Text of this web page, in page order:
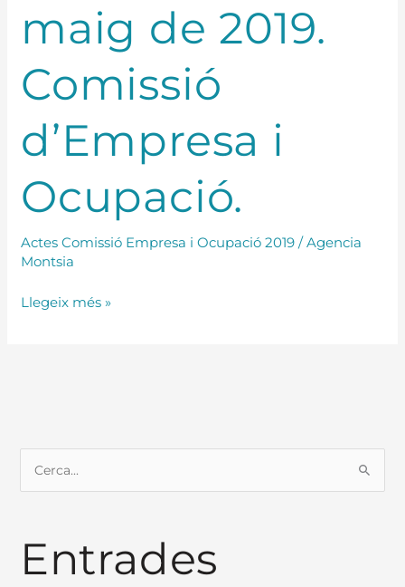
maig de 2019.
Comissió
d’Empresa i
Ocupació.
Actes Comissió Empresa i Ocupació 2019 /Agencia
Montsia
de
maig
2019.
Comissió
d’Empresa
i
Llegeix més »
c
aEntrades